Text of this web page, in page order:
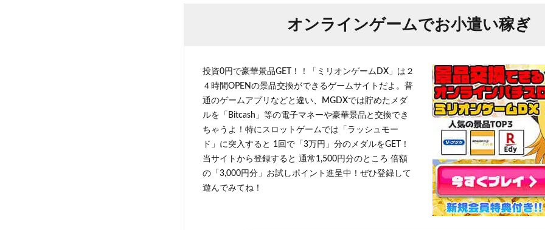
オンラインゲームでお小遣い稼ぎ
投資0円で豪華景品GET！！「ミリオンゲームDX」は２
４時間OPENの景品交換ができるゲームサイトだよ。普
通のゲームアプリなどと違い、MGDXでは貯めたメダ
ルを「Bitcash」等の電子マネーや豪華景品と交換でき
ちゃうよ！特にスロットゲームでは「ラッシュモー
ド」に突入すると 1回で「3万円」分のメダルをGET！
当サイトから登録すると 通常1,500円分のところ 倍額
の「3,000円分」お試しポイント進呈中！ぜひ登録して
遊んでみてね！